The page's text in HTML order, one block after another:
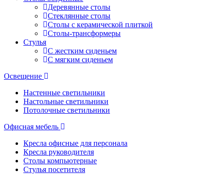
Деревянные столы
Стеклянные столы
Столы с керамической плиткой
Столы-трансформеры
Стулья
С жестким сиденьем
С мягким сиденьем
Освещение
Настенные светильники
Настольные светильники
Потолочные светильники
Офисная мебель
Кресла офисные для персонала
Кресла руководителя
Столы компьютерные
Стулья посетителя